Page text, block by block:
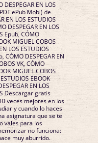
EN LOS
ePub Mobi) de
EN LOS ESTUDIOS
DESPEGAR EN LOS
Epub, CÓMO
MIGUEL COBOS
LOS ESTUDIOS
CÓMO DESPEGAR EN
VK, CÓMO
MIGUEL COBOS
EBOOK
EN LOS
Descargar gratis
veces mejores en los
y cuando lo haces
asignatura que se te
vales para los
no funciona:
muy aburrido.